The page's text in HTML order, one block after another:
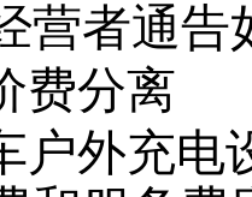
营者通告
费分离
户外充电